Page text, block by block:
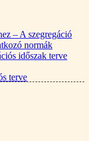
– A szegregáció
normák
időszak terve
terve